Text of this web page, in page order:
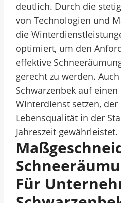
deutlich. Durch die
von Technologien und
die
optimiert, um den
effektive
gerecht zu werden.
Schwarzenbek auf
Winterdienst setzen,
Lebensqualität in der
Jahreszeit gewährleistet.
Für